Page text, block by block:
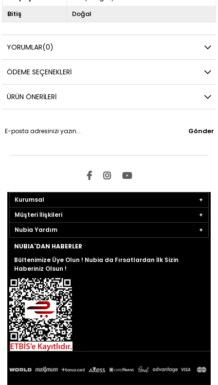
Bitiş
Doğal
YORUMLAR(0)
ÖDEME SEÇENEKLERI
ÜRÜN ÖNERILERI
Gönder
Kurumsal
Müşteri İlişkileri
Nubia Yardım
NUBIA'DAN HABERLER
Bültenimize Üye Olun ! Nubia da Fırsatlardan İlk Sizin
Haberiniz Olsun !